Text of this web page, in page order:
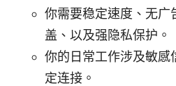
你需要稳定速度、无广
盖、以及强隐私保护。
你的日常工作涉及敏感
定连接。